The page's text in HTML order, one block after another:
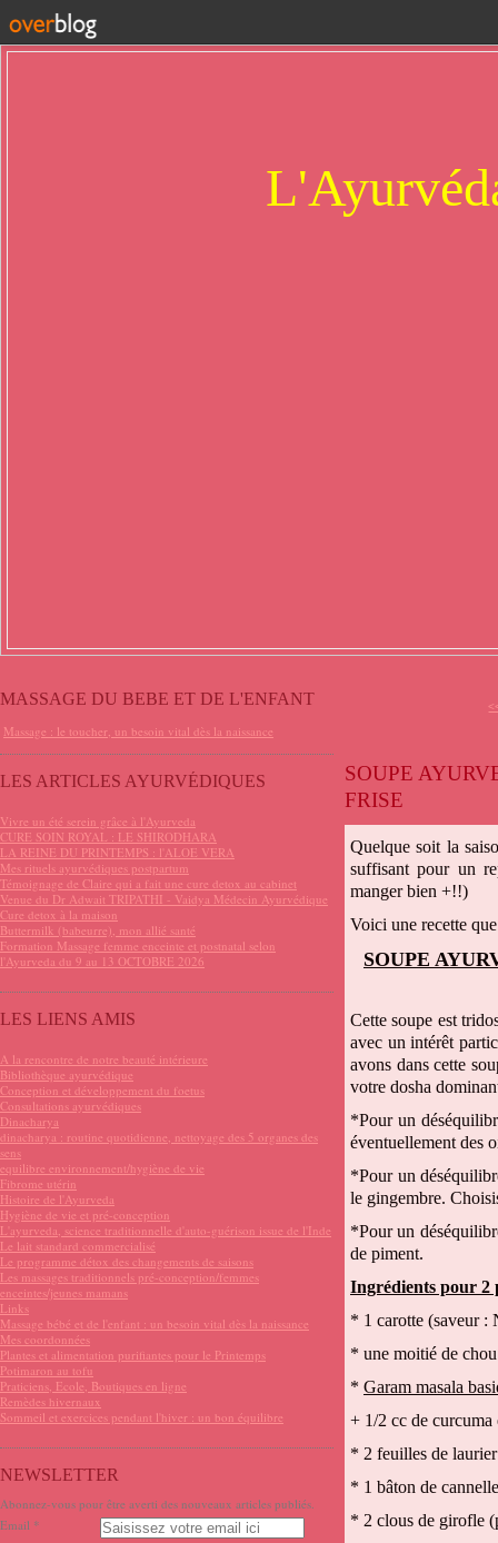
MASSAGE DU BEBE ET DE L'ENFANT
Massage : le toucher, un besoin vital dès la naissance
LES ARTICLES AYURVÉDIQUES
Vivre un été serein grâce à l'Ayurveda
CURE SOIN ROYAL : LE SHIRODHARA
LA REINE DU PRINTEMPS : l'ALOE VERA
Mes rituels ayurvédiques postpartum
Témoignage de Claire qui a fait une cure detox au cabinet
Venue du Dr Adwait TRIPATHI - Vaidya Médecin Ayurvédique
Cure detox à la maison
Buttermilk (babeurre), mon allié santé
Formation Massage femme enceinte et postnatal selon
l'Ayurveda du 9 au 13 OCTOBRE 2026
LES LIENS AMIS
A la rencontre de notre beauté intérieure
Bibliothèque ayurvédique
Conception et développement du foetus
Consultations ayurvédiques
Dinacharya
dinacharya : routine quotidienne, nettoyage des 5 organes des
sens
equilibre environnement/hygiène de vie
Fibrome utérin
Histoire de l'Ayurveda
Hygiène de vie et pré-conception
L'ayurveda, science traditionnelle d'auto-guérison issue de l'Inde
Le lait standard commercialisé
Le programme détox des changements de saisons
Les massages traditionnels pré-conception/femmes
enceintes/jeunes mamans
Links
Massage bébé et de l'enfant : un besoin vital dès la naissance
Mes coordonnées
Plantes et alimentation purifiantes pour le Printemps
Potimaron au tofu
Praticiens, Ecole, Boutiques en ligne
Remèdes hivernaux
Sommeil et exercices pendant l'hiver : un bon équilibre
NEWSLETTER
Abonnez-vous pour être averti des nouveaux articles publiés.
Email
SOUPE
FRISE
Quelque soit la
suffisant pour un
manger bien +!!)
Voici une recette
SOUPE
Cette soupe est
avec un intérêt
avons dans cette
votre dosha
*Pour un
éventuellement des
*Pour un
le gingembre.
*Pour un
de piment.
Ingrédients pour 2
* 1 carotte (saveur :
* une moitié de
* Garam masala
+ 1/2 cc de curcuma
* 2 feuilles de
* 1 bâton de
* 2 clous de girofle